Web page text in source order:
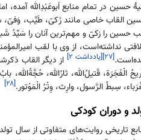
حسین در تمام منابع اَبوعَبْدِالله
القاب خاصی مانند زَکیّ، طَیِّب، وَفیّ،
حسین را زکیّ و مهم‌ترین آنان را سَیِّدُ
نداشته‌است، از وی با لقب
[۲۷] [یادداشت ۲]
از دیگر القاب
الْفَجَرَة، قَتیلُ‌الله، ثارُالله،
سِبطُ الرَّسول، وارِث، وِتْرُ الْمَوْتور.[۲۸]
و دوران کودکی
تاریخی روایت‌های متفاوتی از سال